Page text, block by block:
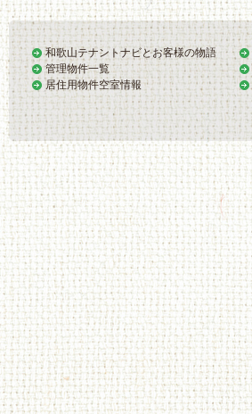
和歌山テナントナビとお客様の物語
管理物件一覧
居住用物件空室情報